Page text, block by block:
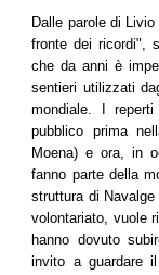
Dalle parole di
fronte dei ricordi",
che da anni è
sentieri utilizzati
mondiale. I
pubblico prima
Moena) e ora, in
fanno parte della
struttura di
volontariato, vuole
hanno dovuto
invito a guardare